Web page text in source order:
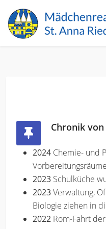
Chronik von
2024 Chemie- und
2023 Schulküche
2023Verwaltung,
Biologie ziehen in
2022 Rom-Fahrt